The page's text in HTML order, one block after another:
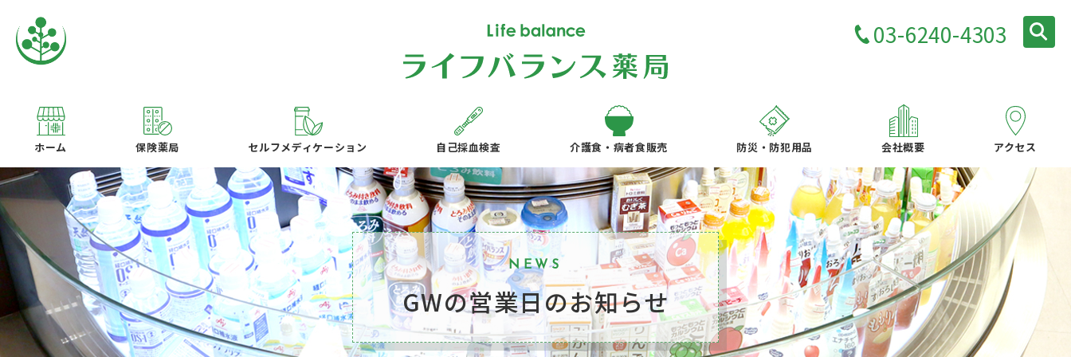
03-6240-4303
ホーム 保険薬局 セルフメディケーション 自己採血検査 介護食・病者食販売 防災・防犯用品 会社概要 アクセス
NEWS
GWの営業日のお知らせ